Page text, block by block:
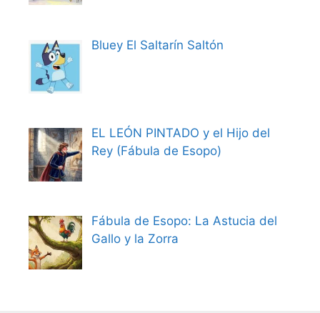
Bluey El Saltarín Saltón
EL LEÓN PINTADO y el Hijo del
Rey (Fábula de Esopo)
Fábula de Esopo: La Astucia del
Gallo y la Zorra